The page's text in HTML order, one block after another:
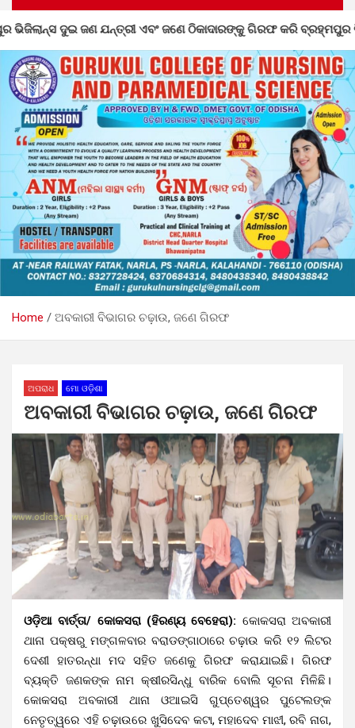
ଗିରଫ କରି ବ୍ରହ୍ମପୁର ଭିଜିଲାନ୍ସ କୋର୍ଟ ଚାଲାଣ
Home ଅବକାରୀ ବିଭାଗର ଚଢ଼ାଉ, ଜଣେ ଗିରଫ
ଅପରାଧ ମୋ ଓଡ଼ିଶା
ଅବକାରୀ ବିଭାଗର ଚଢ଼ାଉ, ଜଣେ ଗିରଫ
ଓଡ଼ିଆ ବାର୍ତ୍ତା/ କୋକସରା (ହିରଣ୍ୟ ବେହେରା): କୋକସରା ଅବକାରୀ
ଥାନା ପକ୍ଷରୁ ମଙ୍ଗଳବାର ବରାଡଙ୍ଗାଠାରେ ଚଢ଼ାଉ କରି ୧୨ ଲିଟର
ଦେଶୀ ହାତରନ୍ଧା ମଦ ସହିତ ଜଣେକୁ ଗିରଫ କରାଯାଇଛି। ଗିରଫ
ବ୍ୟକ୍ତି ଜଣକଙ୍କ ନାମ କ୍ଷୀରସିନ୍ଧୁ ବାରିକ ବୋଲି ସୂଚନା ମିଳିଛି।
କୋକସରା ଅବକାରୀ ଥାନା ଓଆଇସି ଗୁପ୍ତେଶ୍ୱର ପୁଟେଲଙ୍କ
ନେତୃତ୍ୱରେ ଏହି ଚଢ଼ାଉରେ ଖୁସିଦେବ କଟା, ମହାଦେବ ମାଝୀ, ରବି ନାଗ,